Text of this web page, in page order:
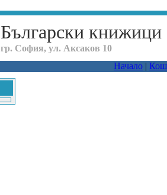
Български книжици
гр. София, ул. Аксаков 10
Начало |